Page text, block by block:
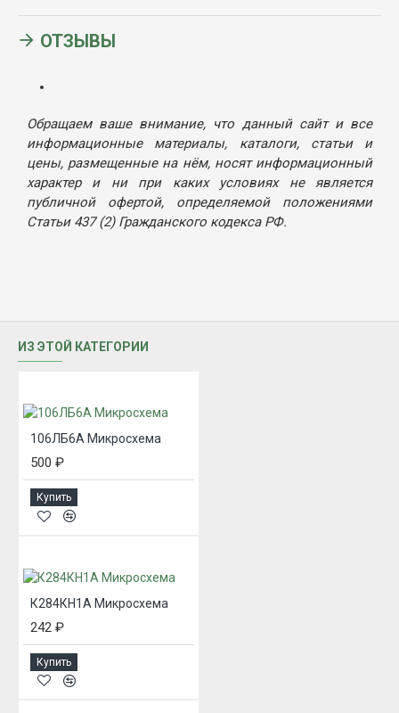
ОТЗЫВЫ
Обращаем ваше внимание, что данный сайт и все
информационные материалы, каталоги, статьи и
цены, размещенные на нём, носят информационный
характер и ни при каких условиях не является
публичной офертой, определяемой положениями
Статьи 437 (2) Гражданского кодекса РФ.
ИЗ ЭТОЙ КАТЕГОРИИ
106ЛБ6А Микросхема
500 ₽
Купить
К284КН1А Микросхема
242 ₽
Купить